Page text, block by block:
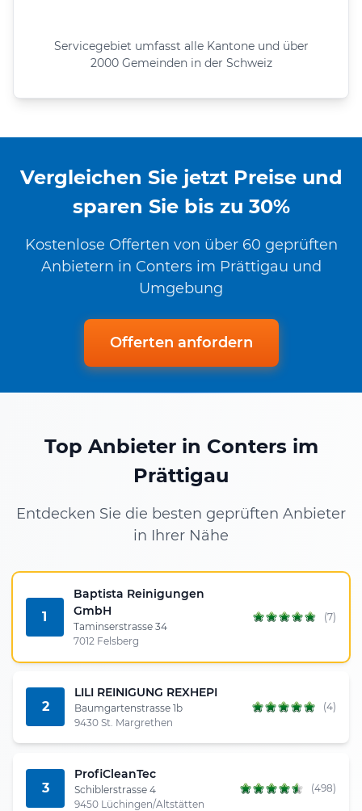
Servicegebiet umfasst alle Kantone und über
2000 Gemeinden in der Schweiz
Vergleichen Sie jetzt Preise und
sparen Sie bis zu 30%
Kostenlose Offerten von über 60 geprüften
Anbietern in Conters im Prättigau und
Umgebung
Offerten anfordern
Top Anbieter in Conters im
Prättigau
Entdecken Sie die besten geprüften Anbieter
in Ihrer Nähe
1
Baptista Reinigungen
GmbH
Taminserstrasse 34
7012 Felsberg
(7)
2
LILI REINIGUNG REXHEPI
Baumgartenstrasse 1b
9430 St. Margrethen
(4)
3
ProfiCleanTec
Schiblerstrasse 4
9450 Lüchingen/Altstätten
(498)